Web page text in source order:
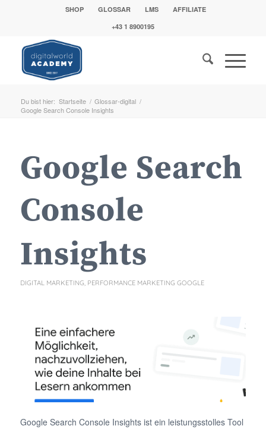
SHOP GLOSSAR LMS
AFFILIATE
+43 1 8900195
Du bist hier: Startseite / Glossar-digital /
Google Search Console Insights
Google Search
Console
Insights
DIGITAL MARKETING, PERFORMANCE MARKETING GOOGLE
Google Search Console Insights ist ein leistungsstolles Tool